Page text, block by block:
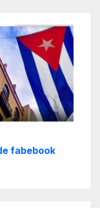
fabebook